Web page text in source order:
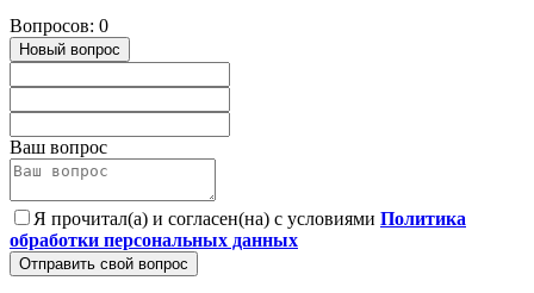
Вопросов: 0
Новый вопрос
Ваш вопрос
Я прочитал(а) и согласен(на) с условиями Политика
обработки персональных данных
Отправить свой вопрос